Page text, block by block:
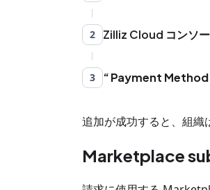
2 Zilliz Cloud コンソー
3 Payment Method
追加が成功すると、組織
Marketplace